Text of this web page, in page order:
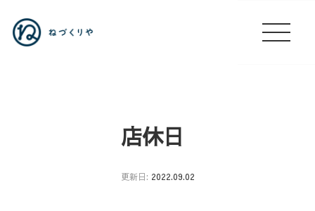
店休日
更新日: 2022.09.02